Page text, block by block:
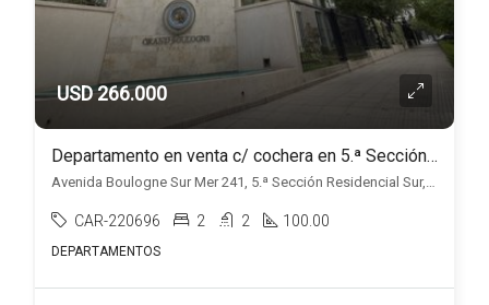
USD 266.000
Departamento en venta c/ cochera en 5.ª Sección Residencial Sur
Avenida Boulogne Sur Mer 241, 5.ª Sección Residencial Sur, Mendoza
CAR-220696 2 2 100.00
DEPARTAMENTOS